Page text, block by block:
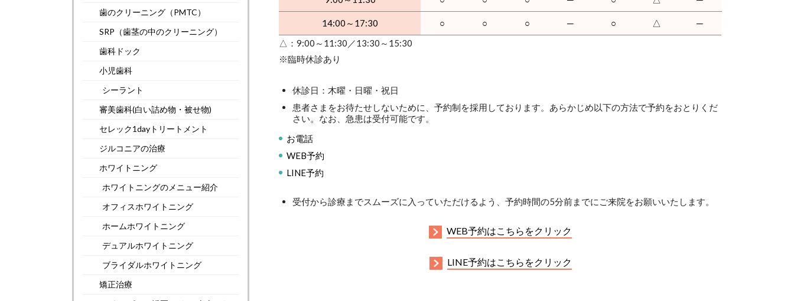
14:00～17:30 ○ ○ ○ ─ ○ △
─
△：9:00～11:30／13:30～15:30
※臨時休診あり
休診日：木曜・日曜・祝日
患者さまをお待たせしないために、予約制を採用しております。あらかじめ以下の方法で予約をおとりくだ
さい。なお、急患は受付可能です。
お電話
WEB予約
LINE予約
受付から診療までスムーズに入っていただけるよう、予約時間の5分前までにご来院をお願いいたします。
WEB予約はこちらをクリック
LINE予約はこちらをクリック
歯のクリーニング（PMTC）
SRP（歯茎の中のクリーニング）
歯科ドック
小児歯科
シーラント
審美歯科(白い詰め物・被せ物)
セレック1dayトリートメント
ジルコニアの治療
ホワイトニング
ホワイトニングのメニュー紹介
オフィスホワイトニング
ホームホワイトニング
デュアルホワイトニング
ブライダルホワイトニング
矯正治療